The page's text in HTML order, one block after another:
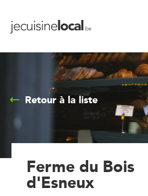
Retour à la liste
Ferme du Bois
d'Esneux